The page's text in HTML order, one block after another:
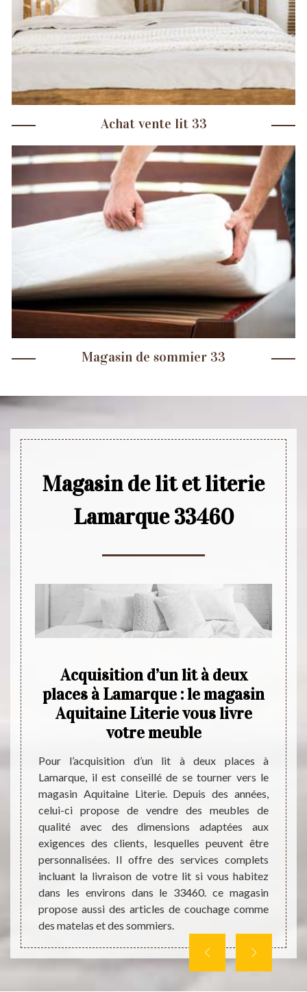
Achat vente lit 33
Magasin de sommier 33
Magasin de lit et literie
Lamarque 33460
à
des
lits
son
aux
lit
son
sur
Acquisition d’un lit à deux
places à Lamarque : le magasin
Aquitaine Literie vous livre
votre meuble
Pour l’acquisition d’un lit à deux places à
Lamarque, il est conseillé de se tourner vers le
magasin Aquitaine Literie. Depuis des années,
celui-ci propose de vendre des meubles de
qualité avec des dimensions adaptées aux
exigences des clients, lesquelles peuvent être
personnalisées. Il offre des services complets
incluant la livraison de votre lit si vous habitez
dans les environs dans le 33460. ce magasin
propose aussi des articles de couchage comme
des matelas et des sommiers.
prix
la
son